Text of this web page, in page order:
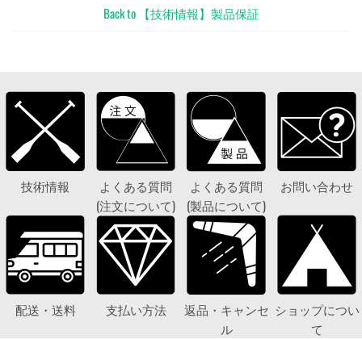
Back to 【技術情報】製品保証
技術情報
よくある質問
(注文について)
よくある質問
(製品について)
お問い合わせ
配送・送料 支払い方法
返品・キャンセ
ル
ショップについ
て